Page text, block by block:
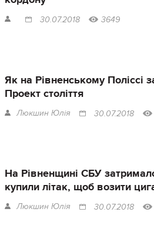
30.07.2018 3649
Як на Рівненському Поліссі
Проект століття
Люкшин Юлія 30.07.2018
На Рівненщині СБУ
купили літак, щоб возити
Люкшин Юлія 30.07.2018